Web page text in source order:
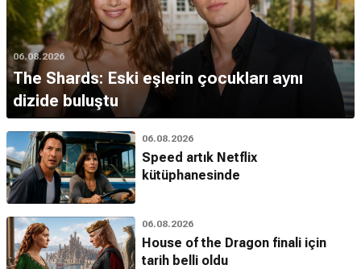
06.08.2026
The Shards: Eski eşlerin çocukları aynı
dizide buluştu
06.08.2026
Speed artık Netflix
kütüphanesinde
06.08.2026
House of the Dragon finali için
tarih belli oldu